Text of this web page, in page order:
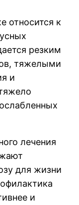
относится к
резким
тяжелыми
и
лечения
для жизни
и